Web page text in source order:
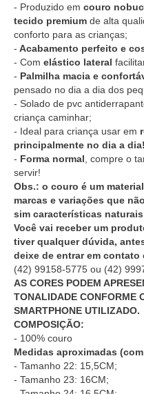
- Produzido em couro
tecido premium de alta
conforto para as crianças;
- Acabamento perfeito e
- Com elástico lateral
- Palmilha macia e
pensado no dia a dia dos
- Solado de pvc
criança caminhar;
- Ideal para criança usar em
principalmente no dia a dia!
- Forma normal , compre o
servir!
Obs.: o couro é um
marcas e variações que
sim características
Você vai receber um
tiver qualquer dúvida,
deixe de entrar em contato
(42) 99158-5775 ou (42)
AS CORES PODEM
TONALIDADE CONFORME
SMARTPHONE UTILIZADO.
COMPOSIÇÃO:
- 100% couro
Medidas aproximadas
- Tamanho 22: 15,5CM;
- Tamanho 23: 16CM;